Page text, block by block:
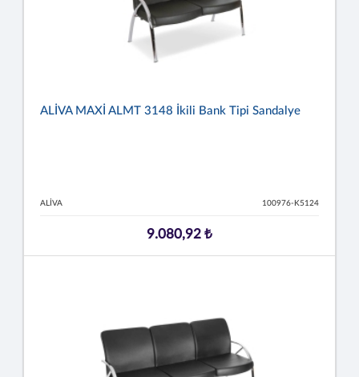
ALİVA MAXİ ALMT 3148 İkili Bank Tipi Sandalye
ALİVA 100976-K5124
9.080,92 ₺